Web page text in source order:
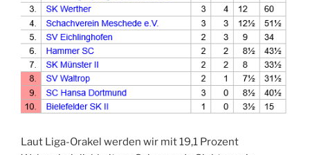
Laut Liga-Orakel werden wir mit 19,1 Prozent